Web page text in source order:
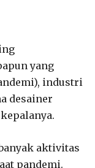
yang
industri
desainer
aktivitas
pandemi.